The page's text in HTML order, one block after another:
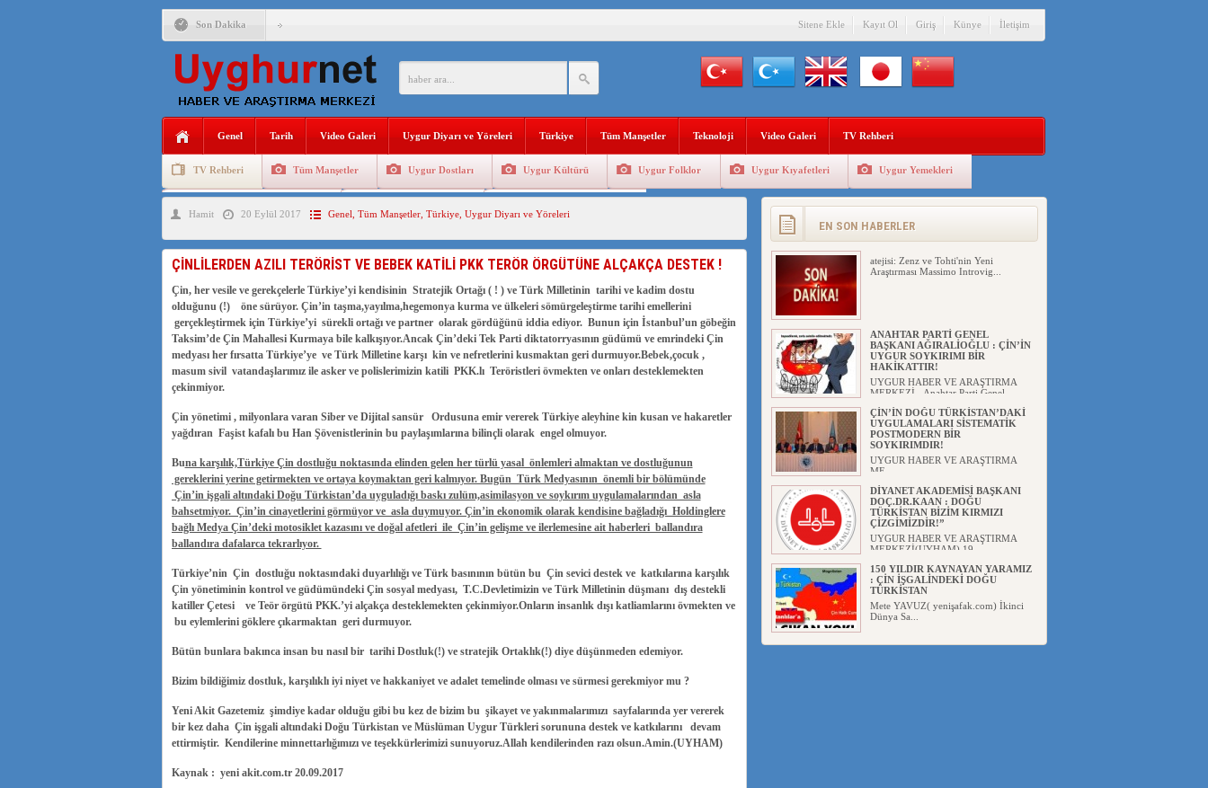
Son Dakika
ANAHTAR PARTİ GENEL BAŞKANI AĞIRALİOĞLU : ÇİN’İN UYGUR SOYKIRIMI BİR HAKİKATTIR!
ÇİN’İN DOĞU TÜRKİSTAN’DAKİ UYGULAMALARI SİSTEMATİK POSTMODERN BİR SOYKIRIMDIR!
DİYANET AKADEMİSİ BAŞKANI DOÇ.DR.KAAN : DOĞU TÜRKİSTAN BİZİM KIRMIZI ÇİZGİMİZDİR!”
150 YILDIR KAYNAYAN YARAMIZ : ÇİN İŞGALİNDEKİ DOĞU TÜRKİSTAN
MHP’DEN URUMÇİ KATLİAMI MESAJİ : 05.07.2009 URUMÇİ ŞEHİTLERİNİ RAHMETLE ANIYORUZ
ÇİN’İN ANKARA BÜYÜKELÇİSİ JİANG’İN TRABZON ZİYARETİ
Sitene Ekle Kayıt Ol Giriş Künye İletişim
Genel Tarih Video Galeri Uygur Diyarı ve Yöreleri Türkiye Tüm Manşetler Teknoloji Video Galeri TV Rehberi
TV Rehberi Tüm Manşetler Uygur Dostları Uygur Kültürü Uygur Folklor Uygur Kıyafetleri Uygur Yemekleri
Uygurlarda Düğün ve Cenaze
Hamit 20 Eylül 2017 Genel Tüm Manşetler, Türkiye, Uygur Diyarı ve Yöreleri
ÇİNLİLERDEN AZILI TERÖRİST VE BEBEK KATİLİ PKK TERÖR ÖRGÜTÜNE ALÇAKÇA DESTEK !
Çin, her vesile ve gerekçelerle Türkiye’yi kendisinin Stratejik Ortağı ( ! ) ve Türk Milletinin tarihi ve kadim dostu
olduğunu (!) öne sürüyor. Çin’in taşma,yayılma,hegemonya kurma ve ülkeleri sömürgeleştirme tarihi emellerini
gerçekleştirmek için Türkiye’yi sürekli ortağı ve partner olarak gördüğünü iddia ediyor. Bunun için İstanbul’un göbeğin
Taksim’de Çin Mahallesi Kurmaya bile kalkışıyor.Ancak Çin’deki Tek Parti diktatorryasının güdümü ve emrindeki Çin
medyası her fırsatta Türkiye’ye ve Türk Milletine karşı kin ve nefretlerini kusmaktan geri durmuyor.Bebek,çocuk ,
masum sivil vatandaşlarımız ile asker ve polislerimizin katili PKK.lı Teröristleri övmekten ve onları desteklemekten
çekinmiyor.
Çin yönetimi , milyonlara varan Siber ve Dijital sansür Ordusuna emir vererek Türkiye aleyhine kin kusan ve hakaretler
yağdıran Faşist kafalı bu Han Şövenistlerinin bu paylaşımlarına bilinçli olarak engel olmuyor.
Buna karşılık,Türkiye Çin dostluğu noktasında elinden gelen her türlü yasal önlemleri almaktan ve dostluğunun
gereklerini yerine getirmekten ve ortaya koymaktan geri kalmıyor. Bugün Türk Medyasının önemli bir bölümünde
Çin’in işgali altındaki Doğu Türkistan’da uyguladığı baskı zulüm,asimilasyon ve soykırım uygulamalarından asla
bahsetmiyor. Çin’in cinayetlerini görmüyor ve asla duymuyor. Çin’in ekonomik olarak kendisine bağladığı Holdinglere
bağlı Medya Çin’deki motosiklet kazasını ve doğal afetleri ile Çin’in gelişme ve ilerlemesine ait haberleri ballandıra
ballandıra dafalarca tekrarlıyor.
Türkiye’nin Çin dostluğu noktasındaki duyarlılığı ve Türk basınının bütün bu Çin sevici destek ve katkılarına karşılık
Çin yönetiminin kontrol ve güdümündeki Çin sosyal medyası, T.C.Devletimizin ve Türk Milletinin düşmanı dış destekli
katiller Çetesi ve Teör örgütü PKK.’yi alçakça desteklemekten çekinmiyor.Onların insanlık dışı katliamlarını övmekten ve
bu eylemlerini göklere çıkarmaktan geri durmuyor.
Bütün bunlara bakınca insan bu nasıl bir tarihi Dostluk(!) ve stratejik Ortaklık(!) diye düşünmeden edemiyor.
Bizim bildiğimiz dostluk, karşılıklı iyi niyet ve hakkaniyet ve adalet temelinde olması ve sürmesi gerekmiyor mu ?
Yeni Akit Gazetemiz şimdiye kadar olduğu gibi bu kez de bizim bu şikayet ve yakınmalarımızı sayfalarında yer vererek
bir kez daha Çin işgali altındaki Doğu Türkistan ve Müslüman Uygur Türkleri sorununa destek ve katkılarını devam
ettirmiştir. Kendilerine minnettarlığımızı ve teşekkürlerimizi sunuyoruz.Allah kendilerinden razı olsun.Amin.(UYHAM)
Kaynak : yeni akit.com.tr 20.09.2017
EN SON HABERLER
AFGANİSTAN’DA YAŞAYAN
UYGURLARA KARŞI PAKİSTAN
ÇİN İLE İŞBİRLİĞİ YAPACAK
Uygur Türklerine karşı iş ...
atejisi: Zenz ve Tohti'nin Yeni
Araştırması Massimo Introvig...
ANAHTAR PARTİ GENEL
BAŞKANI AĞIRALİOĞLU : ÇİN’İN
UYGUR SOYKIRIMI BİR
HAKİKATTIR!
UYGUR HABER VE ARAŞTIRMA
MERKEZİ Anahtar Parti Genel
ÇİN’İN DOĞU TÜRKİSTAN’DAKİ
UYGULAMALARI SİSTEMATİK
POSTMODERN BİR
SOYKIRIMDIR!
UYGUR HABER VE ARAŞTIRMA
ME...
DİYANET AKADEMİSİ BAŞKANI
DOÇ.DR.KAAN : DOĞU
TÜRKİSTAN BİZİM KIRMIZI
ÇİZGİMİZDİR!”
UYGUR HABER VE ARAŞTIRMA
MERKEZİ(UYHAM) 19...
150 YILDIR KAYNAYAN YARAMIZ
: ÇİN İŞGALİNDEKİ DOĞU
TÜRKİSTAN
Mete YAVUZ( yenişafak.com) İkinci
Dünya Sa...
ÇİN’İN UYGUR POLİTİKALARINI